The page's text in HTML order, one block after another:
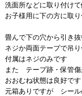
洗面所などに取り付け
お子様用に下の方に取
畳んで下の穴から引き
ネジか両面テープで吊
付属はネジのみです
また テープ跡・保管
おおむね状態は良好です
元箱ありですが シール